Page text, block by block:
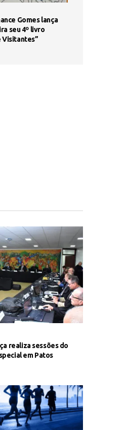
Gomes lança
seu 4º livro
Visitantes”
realiza sessões do
em Patos